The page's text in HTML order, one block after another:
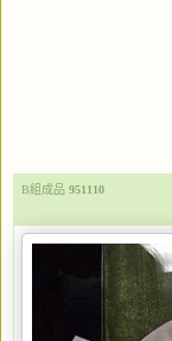
B組成品 951110